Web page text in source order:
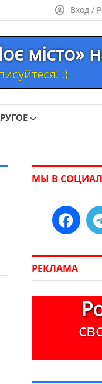
Вход /
місто»
:)
МЫ В
РЕКЛАМА